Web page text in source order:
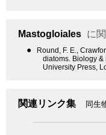
Mastogloiales に
●
Round, F. E.,
diatoms. Biology
University Press,
関連リンク集 同生